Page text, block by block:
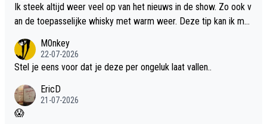
Ik steek altijd weer veel op van het nieuws in de show. Zo ook v
an de toepasselijke whisky met warm weer. Deze tip kan ik met
M0nkey
22-07-2026
Stel je eens voor dat je deze per ongeluk laat vallen..
EricD
21-07-2026
😱